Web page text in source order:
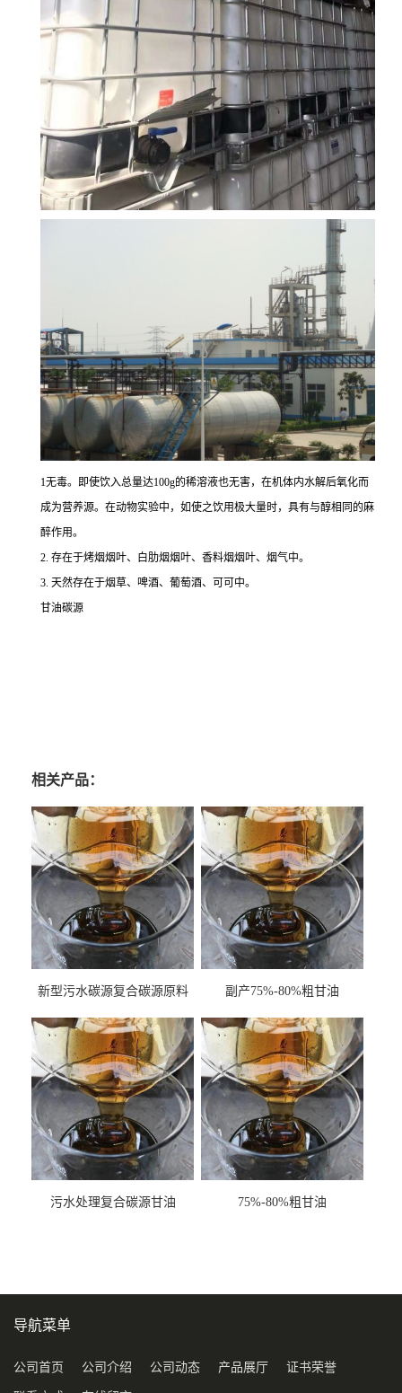
1无毒。即使饮入总量达100g的稀溶液也无害，在机体内水解后氧化而
成为营养源。在动物实验中，如使之饮用极大量时，具有与醇相同的麻
醉作用。
2. 存在于烤烟烟叶、白肋烟烟叶、香料烟烟叶、烟气中。
3. 天然存在于烟草、啤酒、葡萄酒、可可中。
甘油碳源
相关产品：
新型污水碳源复合碳源原料
副产75%-80%粗甘油
污水处理复合碳源甘油
75%-80%粗甘油
导航菜单
公司首页 公司介绍 公司动态 产品展厅 证书荣誉